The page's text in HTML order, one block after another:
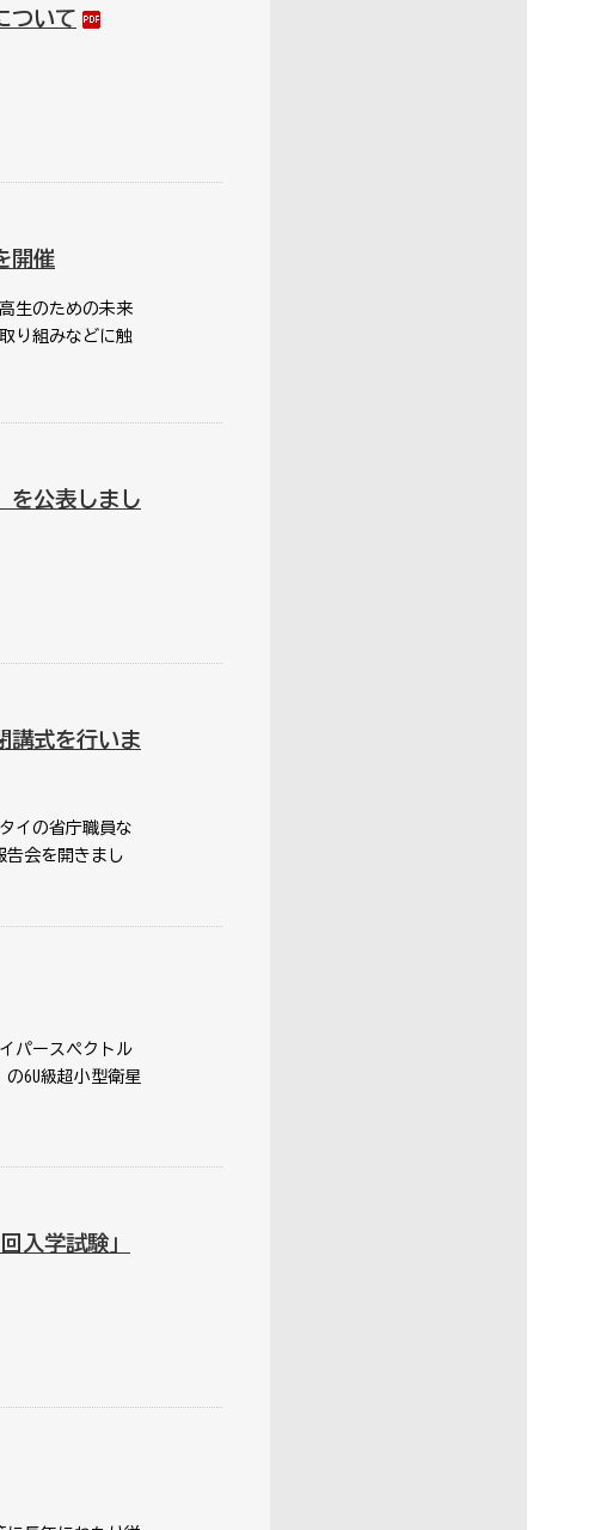
ついて
開催
生のための未来
り組みなどに触
を公表しまし
講式を行いま
イの省庁職員な
告会を開きまし
パースペクトル
6U級超小型衛星
入学試験」